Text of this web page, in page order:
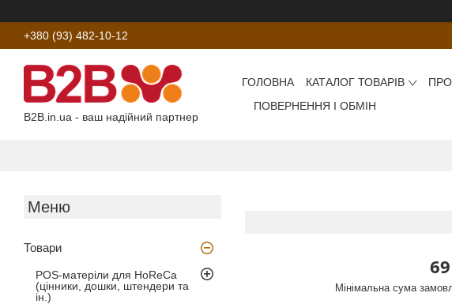
+380 (93) 482-10-12
B2B.in.ua - ваш надійний партнер
ГОЛОВНА КАТАЛОГ ТОВАРІВ
ПОВЕРНЕННЯ І ОБМІН
Товари
POS-матеріли для HoReCa
(цінники, дошки, штендери та
ін.)
Мінімальна сума